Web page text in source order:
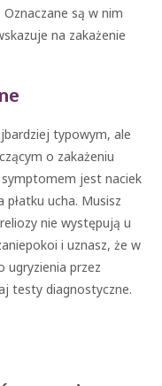
są w nim
na zakażenie
typowym, ale
o zakażeniu
jest naciek
płatku ucha. Musisz
nie występują u
i uznasz, że w
ugryzienia przez
testy diagnostyczne.